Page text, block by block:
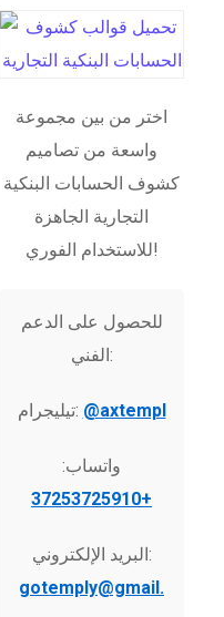
اختر من بين مجموعة
واسعة من تصاميم
كشوف الحسابات البنكية
التجارية الجاهزة
للاستخدام الفوري!
للحصول على الدعم
الفني:
تيليجرام: @axtempl
واتساب:
+37253725910
البريد الإلكتروني:
gotemply@gmail.